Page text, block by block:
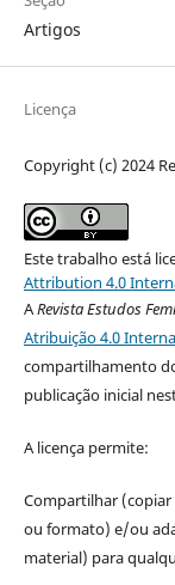
Artigos
Licença
Copyright (c) 2024
Este trabalho está
Attribution 4.0
ARevista Estudos
Atribuição 4.0
compartilhamento
publicação inicial
A licença permite:
Compartilhar
ou formato) e/ou
material) para